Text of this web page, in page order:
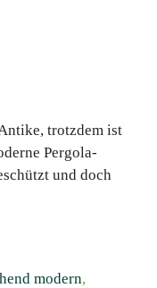
trotzdem ist
Pergola-
und doch
modern,